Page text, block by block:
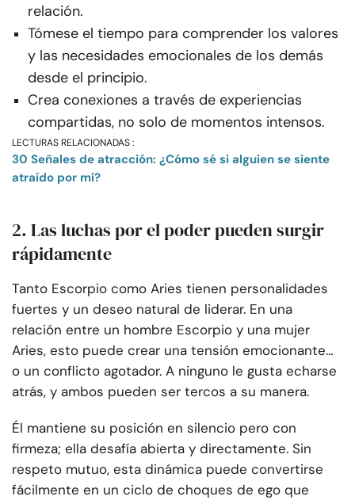
relación.
Tómese el tiempo para comprender los valores
y las necesidades emocionales de los demás
desde el principio.
Crea conexiones a través de experiencias
compartidas, no solo de momentos intensos.
LECTURAS RELACIONADAS :
30 Señales de atracción: ¿Cómo sé si alguien se siente
atraído por mí?
2. Las luchas por el poder pueden surgir
rápidamente
Tanto Escorpio como Aries tienen personalidades
fuertes y un deseo natural de liderar. En una
relación entre un hombre Escorpio y una mujer
Aries, esto puede crear una tensión emocionante…
o un conflicto agotador. A ninguno le gusta echarse
atrás, y ambos pueden ser tercos a su manera.
Él mantiene su posición en silencio pero con
firmeza; ella desafía abierta y directamente. Sin
respeto mutuo, esta dinámica puede convertirse
fácilmente en un ciclo de choques de ego que